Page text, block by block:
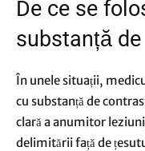
De ce se
substanță
În unele situații,
cu substanță de
clară a anumitor
delimitării față de